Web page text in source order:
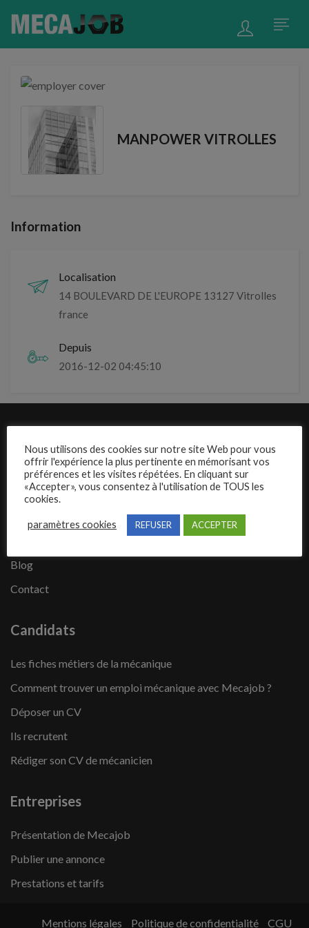
MANPOWER VITROLLES
Information
Localisation
14 BOULEVARD DE L'EUROPE 13127 Vitrolles
france
Depuis
2016-12-02 04:45:10
Présentation de Mecajob
Publier une annonce
Blog
Contact
Candidats
Les fiches métiers de la mécanique
Comment trouver un emploi mécanique avec Mecajob ?
Déposer un CV
Ils recrutent
Rédiger son CV de mécanicien
Entreprises
Présentation de Mecajob
Publier une annonce
Prestations et tarifs
Mentions légales Politique de confidentialité CGU
Nous utilisons des cookies sur notre site Web pour vous
offrir l'expérience la plus pertinente en mémorisant vos
préférences et les visites répétées. En cliquant sur
«Accepter», vous consentez à l'utilisation de TOUS les
cookies.
paramètres cookies REFUSER ACCEPTER